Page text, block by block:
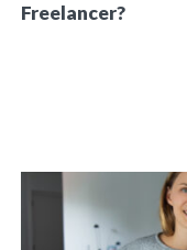
Freelancer?